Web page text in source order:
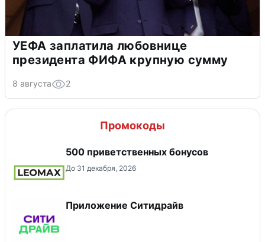
УЕФА заплатила любовнице
президента ФИФА крупную сумму
8 августа 2
Промокоды
500 приветственных бонусов
До 31 декабря, 2026
Приложение Ситидрайв